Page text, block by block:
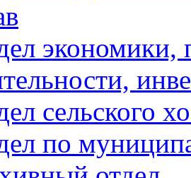
экономики,
сельского
по